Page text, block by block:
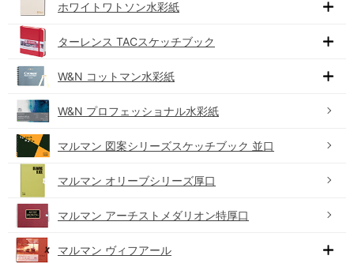
ホワイトワトソン水彩紙
ターレンス TACスケッチブック
W&N コットマン水彩紙
W&N プロフェッショナル水彩紙
マルマン 図案シリーズスケッチブック 並口
マルマン オリーブシリーズ厚口
マルマン アーチストメダリオン特厚口
マルマン ヴィフアール